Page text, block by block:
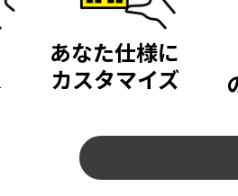
あなた仕様に
カスタマイズ